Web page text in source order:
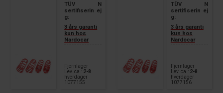
TÜV
sertifiserin
g:
N
ej
3 års garanti
kun hos
Nardocar
Fjernlager
Lev. ca.: 2-8
hverdager
1077155
TÜV
sertifiserin
g:
N
ej
3 års garanti
kun hos
Nardocar
Fjernlager
Lev. ca.:
2-8
hverdager
1077156